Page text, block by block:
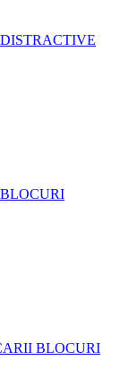
BLOCURI